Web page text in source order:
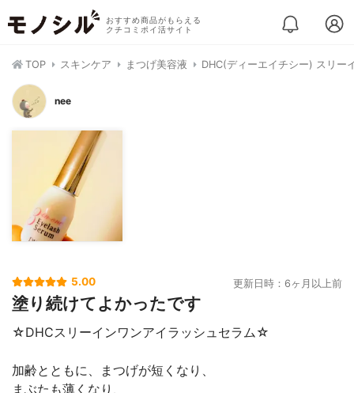
おすすめ商品がもらえる
クチコミポイ活サイト
TOP スキンケア まつげ美容液 DHC(ディーエイチシー) スリー
nee
5.00 更新日時：6ヶ月以上前
塗り続けてよかったです
☆DHCスリーインワンアイラッシュセラム☆
加齢とともに、まつげが短くなり、
まぶたも薄くなり、